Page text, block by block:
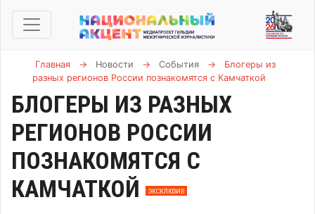
Главная → Новости → События →
Блогеры из
разных регионов России познакомятся с Камчаткой
БЛОГЕРЫ ИЗ РАЗНЫХ
РЕГИОНОВ РОССИИ
ПОЗНАКОМЯТСЯ С
КАМЧАТКОЙ
ЭКСКЛЮЗИВ